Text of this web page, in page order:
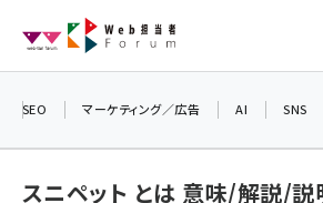
ン
SEO マーケティング／広告 AI SNS
スニペット とは 意味/解説/説